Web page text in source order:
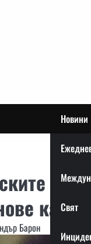
Новини
Свят
Барон